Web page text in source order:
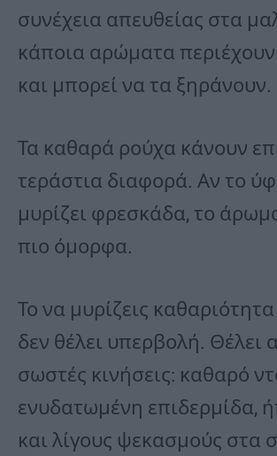
συνέχεια απευθείας στα
κάποια αρώματα
και μπορεί να τα ξηράνουν.
Τα καθαρά ρούχα κάνουν
τεράστια διαφορά. Αν το
μυρίζει φρεσκάδα, το
πιο όμορφα.
Το να μυρίζεις
δεν θέλει υπερβολή. Θέλει
σωστές κινήσεις: καθαρό
ενυδατωμένη επιδερμίδα,
και λίγους ψεκασμούς στα